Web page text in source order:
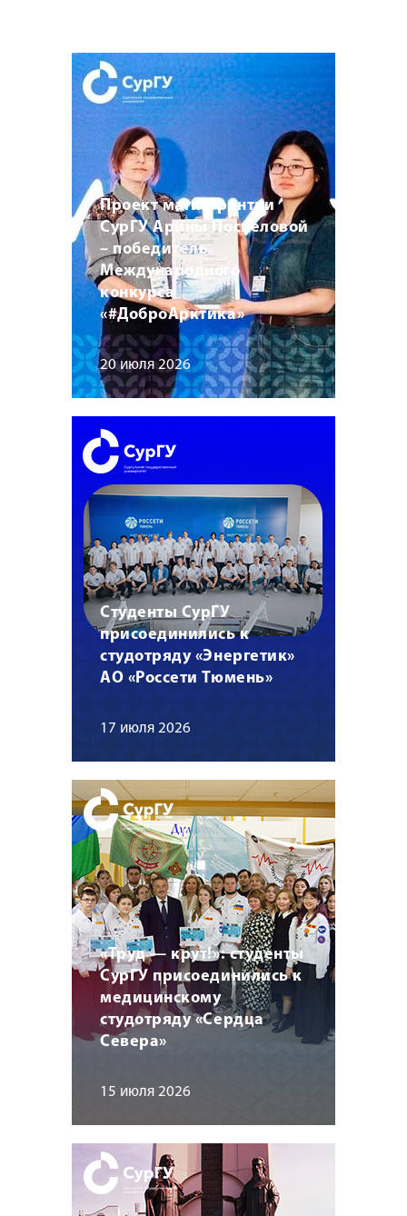
Проект магистрантки
СурГУ Арины Поспеловой
– победитель
Международного
конкурса
«#ДоброАрктика»
20 июля 2026
Студенты СурГУ
присоединились к
студотряду «Энергетик»
АО «Россети Тюмень»
17 июля 2026
«Труд — крут!»: студенты
СурГУ присоединились к
медицинскому
студотряду «Сердца
Севера»
15 июля 2026